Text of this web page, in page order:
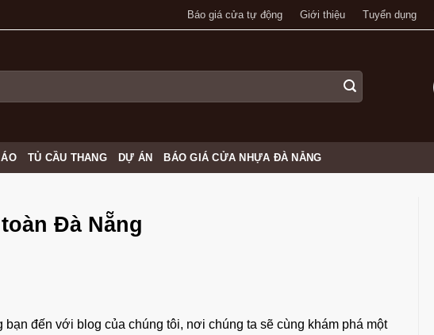
Báo giá cửa tự động Giới thiệu Tuyển dụng
TỦ CẦU THANG DỰ ÁN BÁO GIÁ CỬA NHỰA ĐÀ NẴNG
Đà Nẵng
bạn đến với blog của chúng tôi, nơi chúng ta sẽ cùng khám phá một